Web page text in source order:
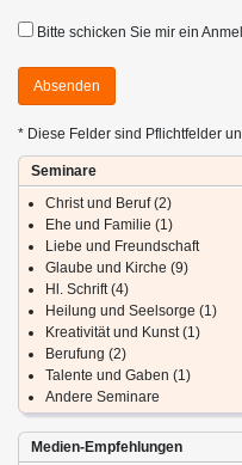
Bitte schicken Sie mir ein
Absenden
* Diese Felder sind Pflichtfelder
Seminare
Christ und Beruf (2)
Ehe und Familie (1)
Liebe und Freundschaft
Glaube und Kirche (9)
Hl. Schrift (4)
Heilung und Seelsorge (1)
Kreativität und Kunst (1)
Berufung (2)
Talente und Gaben (1)
Andere Seminare
Medien-Empfehlungen